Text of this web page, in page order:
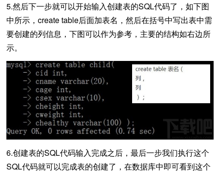
5.然后下一步就可以开始输入创建表的SQL代码了，如下图
中所示，create table后面加表名，然后在括号中写出表中需
要创建的列信息，下图可以作为参考，主要的结构如右边所
示。
6.创建表的SQL代码输入完成之后，最后一步我们执行这个
SQL代码就可以完成表的创建了，在数据库中即可看到这个